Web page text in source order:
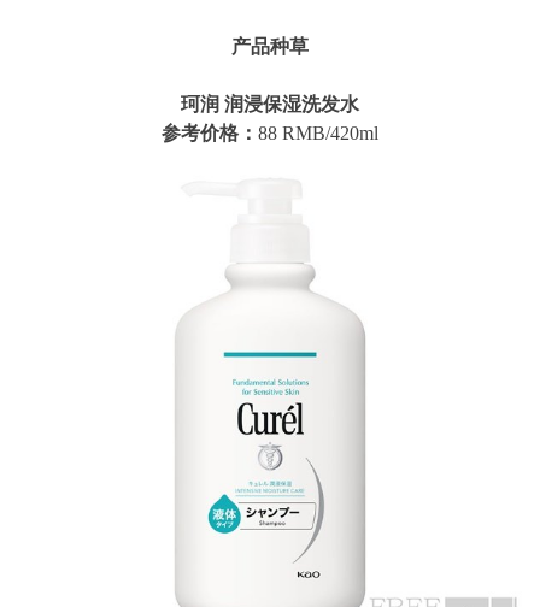
产品种草
珂润 润浸保湿洗发水
参考价格： 88 RMB/420ml